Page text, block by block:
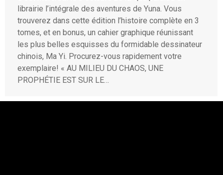
librairie l’intégrale des aventures de Yuna. Vous
trouverez dans cette édition l’histoire complète en 3
tomes, et en bonus, un cahier graphique réunissant
les plus belles esquisses du formidable dessinateur
chinois, Ma Yi. Procurez-vous rapidement votre
exemplaire! « AU MILIEU DU CHAOS, UNE
PROPHÉTIE EST SUR LE…